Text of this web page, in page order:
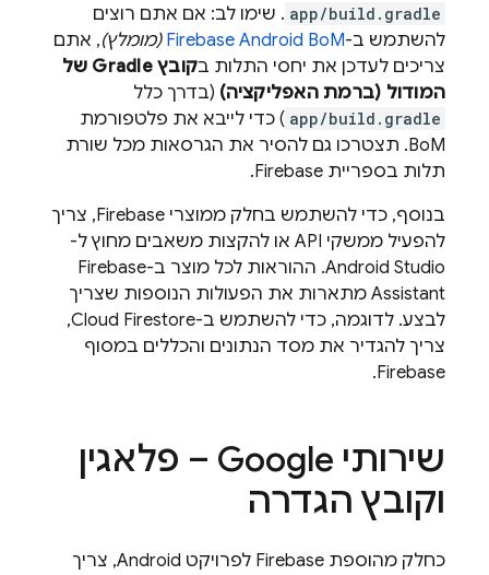
app/build.gradle . שימו לב: אם אתם רוצים
להשתמש ב-Firebase Android BoM (מומלץ), אתם
צריכים לעדכן את יחסי התלות ב
קובץ Gradle של
המודול (ברמת האפליקציה) (בדרך כלל
app/build.gradle ) כדי לייבא את פלטפורמת
BoM. תצטרכו גם להסיר את הגרסאות מכל שורת
תלות בספריית Firebase.
בנוסף, כדי להשתמש בחלק ממוצרי Firebase, צריך
להפעיל ממשקי API או להקצות משאבים מחוץ ל-
Android Studio. ההוראות לכל מוצר ב-Firebase
Assistant מתארות את הפעולות הנוספות שצריך
לבצע. לדוגמה, כדי להשתמש ב-Cloud Firestore
,
צריך להגדיר את מסד הנתונים והכללים במסוף
Firebase
.
שירותי Google – פלאגין
וקובץ הגדרה
כחלק מהוספת Firebase לפרויקט Android, צריך